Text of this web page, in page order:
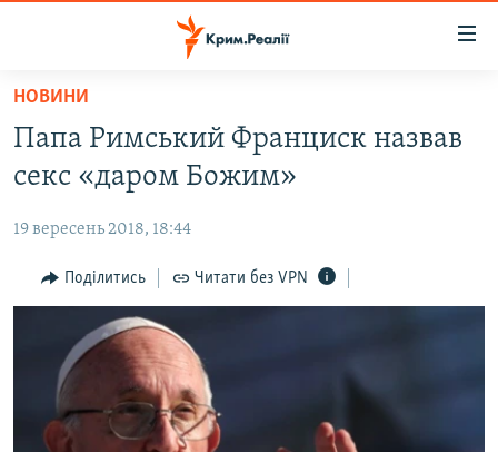
Перейти
основного
матеріалу
до
навігації
Перейти
пошуку
ВІДЕО ТА ФОТО
ПОЛІТИКА
БЛОГИ
ІНТЕРВ'Ю
ВСЕ ЗА ДЕНЬ
СПЕЦПРОЕКТИ
НОВИНИ
Папа Римський Франциск назвав
секс «даром Божим»
19 вересень 2018, 18:44
Поділитись Читати без VPN